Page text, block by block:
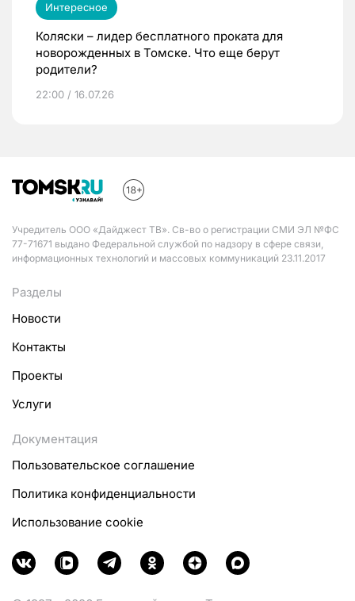
Интересное
Коляски – лидер бесплатного проката для
новорожденных в Томске. Что еще берут
родители?
22:00 / 16.07.26
Учредитель ООО «Дайджест ТВ». Св-во о регистрации СМИ ЭЛ №ФС
77-71671 выдано Федеральной службой по надзору в сфере связи,
информационных технологий и массовых коммуникаций 23.11.2017
Разделы
Новости
Контакты
Проекты
Услуги
Документация
Пользовательское соглашение
Политика конфиденциальности
Использование cookie